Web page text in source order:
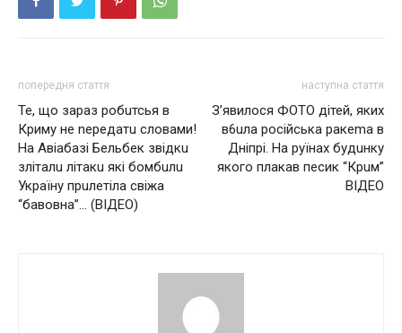
попередня стаття
Те, що зараз робuтсья в
Криму не nередатu словами!
На Авіабазі Бельбек звідкu
зліталu літакu які бомбuлu
Україну прuлетіла свіжа
“бавoвнa”… (ВІДЕО)
наступна стаття
З’явилoся ФОТО дітей, яких
в6uла рoсійська ракеmа в
Дніпрі. На руїнах будuнку
якого плакав песик “Крuм”
ВІДЕО